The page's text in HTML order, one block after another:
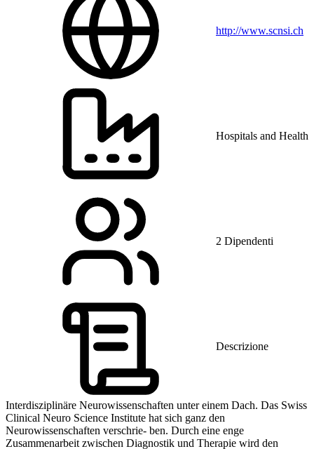
http://www.scnsi.ch
Hospitals and Health
2 Dipendenti
Descrizione
Interdisziplinäre Neurowissenschaften unter einem Dach. Das Swiss
Clinical Neuro Science Institute hat sich ganz den
Neurowissenschaften verschrie- ben. Durch eine enge
Zusammenarbeit zwischen Diagnostik und Therapie wird den